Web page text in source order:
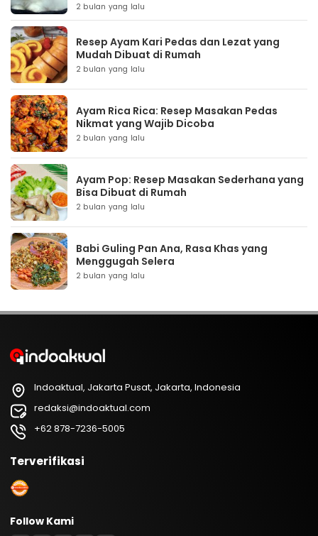
2 bulan yang lalu
Resep Ayam Kari Pedas dan Lezat yang
Mudah Dibuat di Rumah
2 bulan yang lalu
Ayam Rica Rica: Resep Masakan Pedas
Nikmat yang Wajib Dicoba
2 bulan yang lalu
Ayam Pop: Resep Masakan Sederhana yang
Bisa Dibuat di Rumah
2 bulan yang lalu
Babi Guling Pan Ana, Rasa Khas yang
Menggugah Selera
2 bulan yang lalu
Indoaktual, Jakarta Pusat, Jakarta, Indonesia
redaksi@indoaktual.com
+62 878-7236-5005
Terverifikasi
Follow Kami